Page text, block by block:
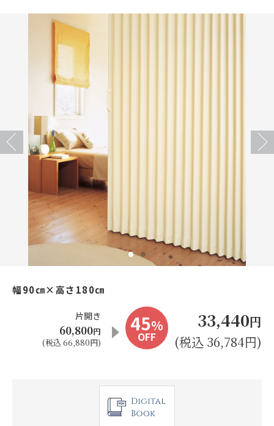
お役立ち情報
お問い合わせ
お気に入りリスト
お見積り来店予約はこちら
法人のお客様へ
Previous Next
幅90㎝×高さ180㎝
片開き
60,800円
(税込 66,880円)
45%
OFF
33,440円
(税込 36,784円)